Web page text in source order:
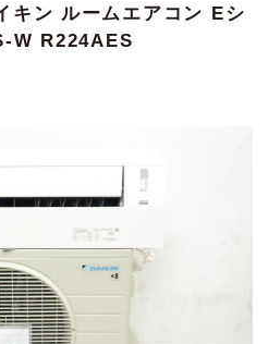
ン ルームエアコン Eシ
W R224AES